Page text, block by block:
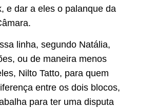
e dar a eles o palanque da
linha, segundo Natália,
ou de maneira menos
Nilto Tatto, para quem
entre os dois blocos,
para ter uma disputa